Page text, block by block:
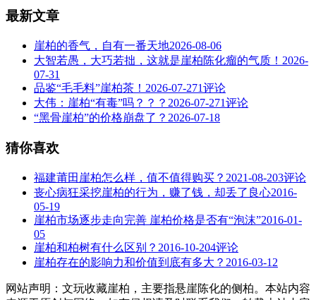
最新文章
崖柏的香气，自有一番天地2026-08-06
大智若愚，大巧若拙，这就是崖柏陈化瘤的气质！ 2026-
07-31
品鉴“毛毛料”崖柏茶！ 2026-07-271评论
大伟：崖柏“有毒”吗？？？ 2026-07-271评论
“黑骨崖柏”的价格崩盘了？ 2026-07-18
猜你喜欢
福建莆田崖柏怎么样，值不值得购买？ 2021-08-203评论
丧心病狂采挖崖柏的行为，赚了钱，却丢了良心2016-
05-19
崖柏市场逐步走向完善 崖柏价格是否有“泡沫”2016-01-
05
崖柏和柏树有什么区别？ 2016-10-204评论
崖柏存在的影响力和价值到底有多大？ 2016-03-12
网站声明：文玩收藏崖柏，主要指悬崖陈化的侧柏。本站内容